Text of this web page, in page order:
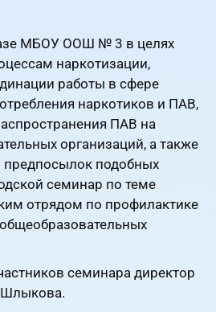
МБОУ ООШ № 3 в целях
наркотизации,
работы в сфере
наркотиков и ПАВ,
ПАВ на
организаций, а также
предпосылок подобных
семинар по теме
отрядом по профилактике
семинара директор